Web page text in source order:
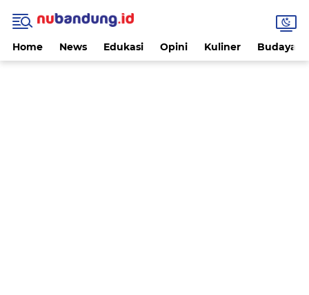
Home News Edukasi Opini Kuliner Budaya